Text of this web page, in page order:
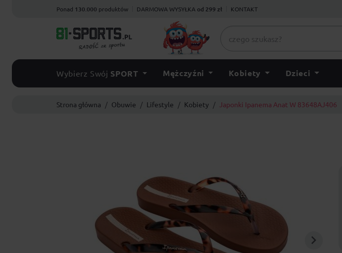
Ponad 130.000 produktów DARMOWA WYSYŁKA od 299 zł KONTAKT
Wybierz Swój SPORT Mężczyźni Kobiety Dzieci
Strona główna Obuwie Lifestyle Kobiety Japonki Ipanema Anat W 83648AJ406